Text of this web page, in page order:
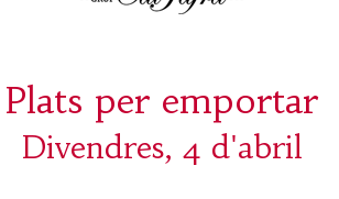
Plats per emportar
Divendres, 4 d'abril